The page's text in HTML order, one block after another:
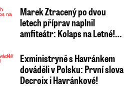
Marek Ztracený po dvou
letech příprav naplnil
amfiteátr: Kolaps na Letné!…
Exministryně s Havránkem
dováděli v Polsku: První slova
Decroix i Havránkové!